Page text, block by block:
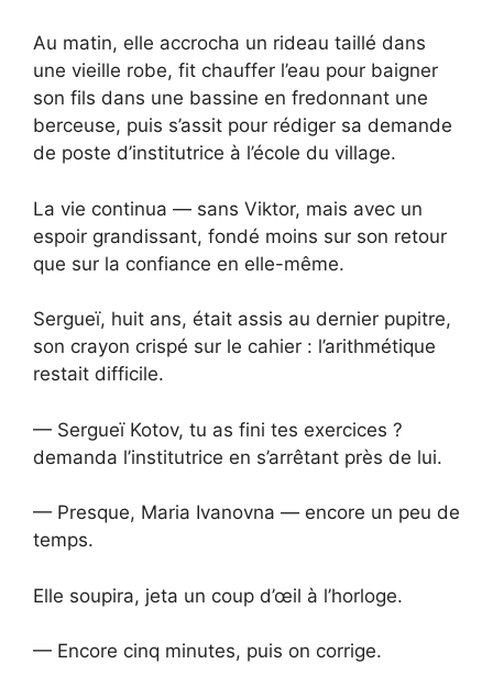
Au matin, elle accrocha un rideau taillé dans
une vieille robe, fit chauffer l’eau pour baigner
son fils dans une bassine en fredonnant une
berceuse, puis s’assit pour rédiger sa demande
de poste d’institutrice à l’école du village.
La vie continua — sans Viktor, mais avec un
espoir grandissant, fondé moins sur son retour
que sur la confiance en elle-même.
Sergueï, huit ans, était assis au dernier pupitre,
son crayon crispé sur le cahier : l’arithmétique
restait difficile.
— Sergueï Kotov, tu as fini tes exercices ?
demanda l’institutrice en s’arrêtant près de lui.
— Presque, Maria Ivanovna — encore un peu de
temps.
Elle soupira, jeta un coup d’œil à l’horloge.
— Encore cinq minutes, puis on corrige.